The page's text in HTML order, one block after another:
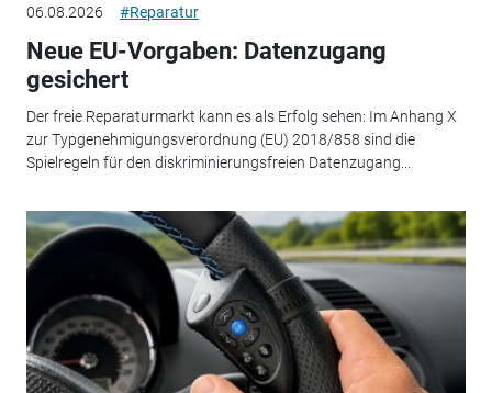
06.08.2026 #Reparatur
Neue EU-Vorgaben: Datenzugang
gesichert
Der freie Reparaturmarkt kann es als Erfolg sehen: Im Anhang X
zur Typgenehmigungsverordnung (EU) 2018/858 sind die
Spielregeln für den diskriminierungsfreien Datenzugang...